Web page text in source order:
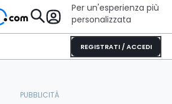
Per un'esperienza più
personalizzata
REGISTRATI / ACCEDI